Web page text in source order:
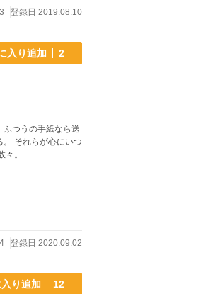
登録日 2019.08.10
入り追加 2
つうの手紙なら送
それらが心にいつ
。
登録日 2020.09.02
り追加 12